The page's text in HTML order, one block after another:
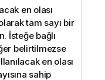
en olası
tam sayı bir
İsteğe bağlı
belirtilmezse
en olası
sahip